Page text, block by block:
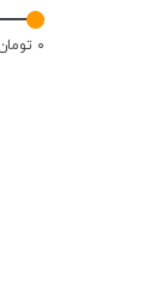
۰ تومان - ۶۲۳,۰۰۰ تومان